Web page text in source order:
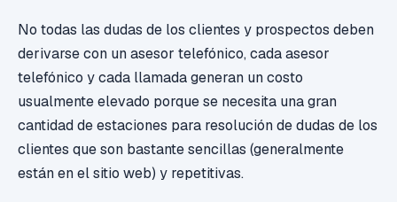
No todas las dudas de los clientes y prospectos deben
derivarse con un asesor telefónico, cada asesor
telefónico y cada llamada generan un costo
usualmente elevado porque se necesita una gran
cantidad de estaciones para resolución de dudas de los
clientes que son bastante sencillas (generalmente
están en el sitio web) y repetitivas.